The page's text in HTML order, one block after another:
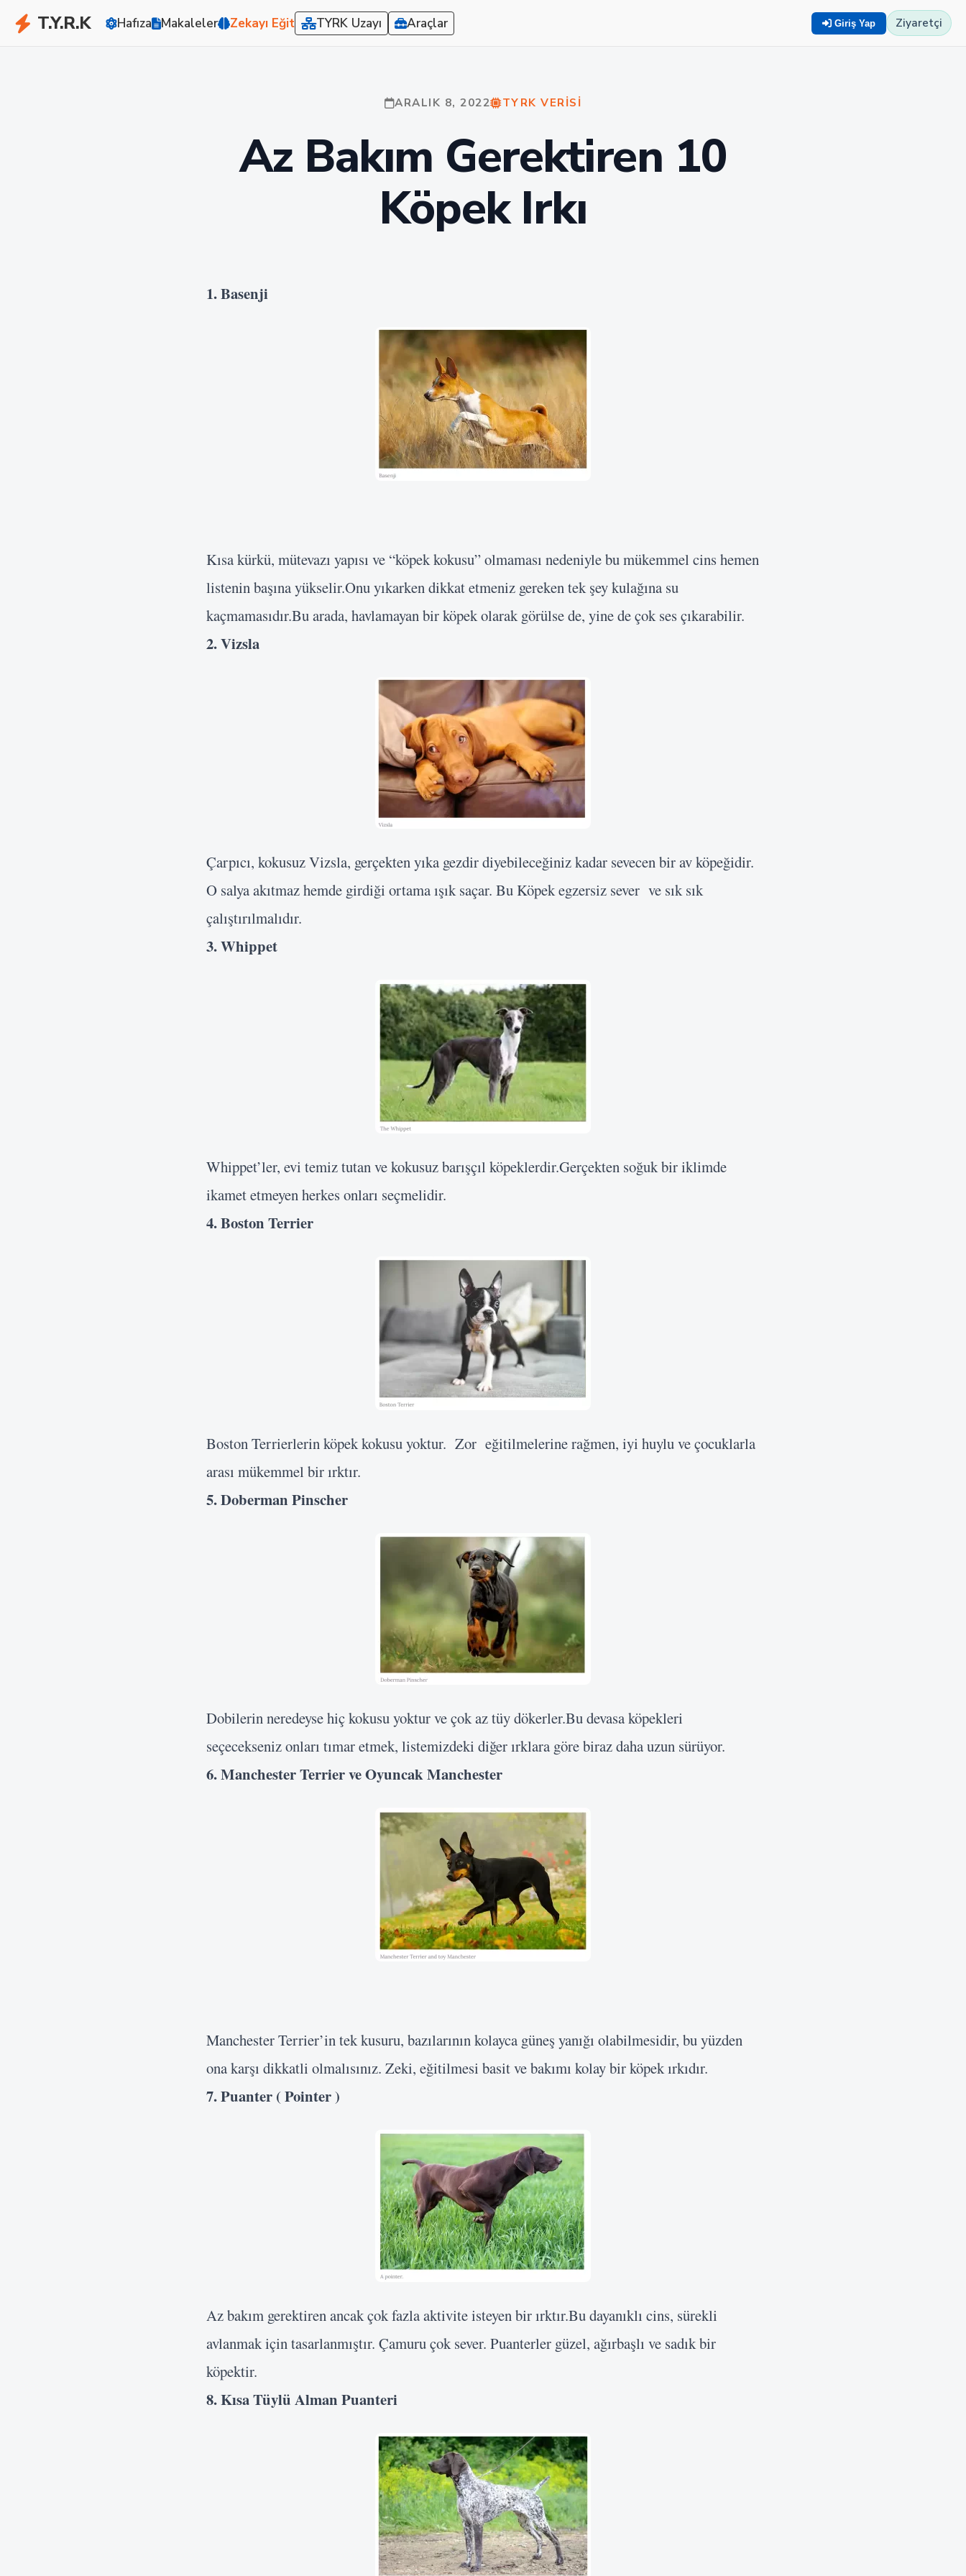
T.Y.R.K Hafıza Makaleler Zekayı Eğit TYRK Uzayı Araçlar Giriş Yap Ziyaretçi
ARALIK 8, 2022 TYRK VERISI
Az Bakım Gerektiren 10
Köpek Irkı
1. Basenji
Kısa kürkü, mütevazı yapısı ve “köpek kokusu” olmaması nedeniyle bu mükemmel cins hemen
listenin başına yükselir.Onu yıkarken dikkat etmeniz gereken tek şey kulağına su
kaçmamasıdır.Bu arada, havlamayan bir köpek olarak görülse de, yine de çok ses çıkarabilir.
2. Vizsla
Çarpıcı, kokusuz Vizsla, gerçekten yıka gezdir diyebileceğiniz kadar sevecen bir av köpeğidir.
O salya akıtmaz hemde girdiği ortama ışık saçar. Bu Köpek egzersiz sever ve sık sık
çalıştırılmalıdır.
3. Whippet
Whippet’ler, evi temiz tutan ve kokusuz barışçıl köpeklerdir.Gerçekten soğuk bir iklimde
ikamet etmeyen herkes onları seçmelidir.
4. Boston Terrier
Boston Terrierlerin köpek kokusu yoktur. Zor eğitilmelerine rağmen, iyi huylu ve çocuklarla
arası mükemmel bir ırktır.
5. Doberman Pinscher
Dobilerin neredeyse hiç kokusu yoktur ve çok az tüy dökerler.Bu devasa köpekleri
seçecekseniz onları tımar etmek, listemizdeki diğer ırklara göre biraz daha uzun sürüyor.
6. Manchester Terrier ve Oyuncak Manchester
Manchester Terrier’in tek kusuru, bazılarının kolayca güneş yanığı olabilmesidir, bu yüzden
ona karşı dikkatli olmalısınız. Zeki, eğitilmesi basit ve bakımı kolay bir köpek ırkıdır.
7. Puanter ( Pointer )
Az bakım gerektiren ancak çok fazla aktivite isteyen bir ırktır.Bu dayanıklı cins, sürekli
avlanmak için tasarlanmıştır. Çamuru çok sever. Puanterler güzel, ağırbaşlı ve sadık bir
köpektir.
8. Kısa Tüylü Alman Puanteri
Beni Hatırla